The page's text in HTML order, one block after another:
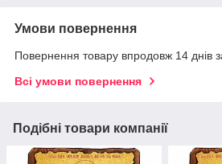
Умови повернення
Повернення товару впродовж 14 днів
Всі умови повернення
Подібні товари компанії